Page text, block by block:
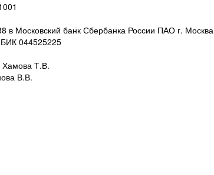
в Московский банк Сбербанка России ПАО г. Москва
044525225
Хамова Т.В.
В.В.